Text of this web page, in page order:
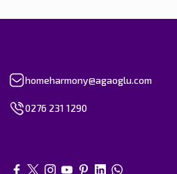
homeharmony@agaoglu.com
0276 231 1290